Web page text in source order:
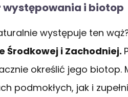
występowania i biotop
występuje ten
Środkowej i Zachodniej.
określić jego
podmokłych, jak i